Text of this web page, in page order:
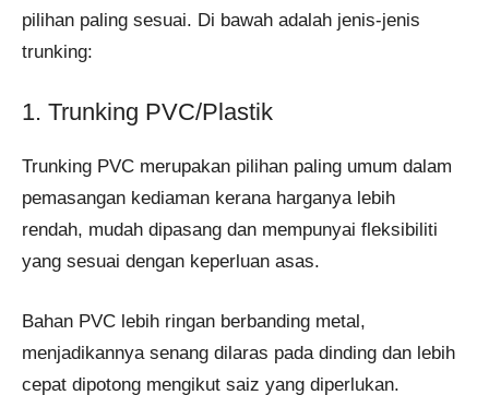
pilihan paling sesuai. Di bawah adalah jenis-jenis
trunking:
1. Trunking PVC/Plastik
Trunking PVC merupakan pilihan paling umum dalam
pemasangan kediaman kerana harganya lebih
rendah, mudah dipasang dan mempunyai fleksibiliti
yang sesuai dengan keperluan asas.
Bahan PVC lebih ringan berbanding metal,
menjadikannya senang dilaras pada dinding dan lebih
cepat dipotong mengikut saiz yang diperlukan.